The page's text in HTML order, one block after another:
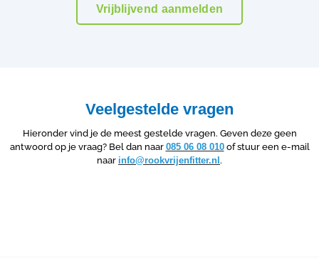
Vrijblijvend aanmelden
Veelgestelde vragen
Hieronder vind je de meest gestelde vragen. Geven deze geen
antwoord op je vraag? Bel dan naar 085 06 08 010of stuur een e-mail
naar info@rookvrijenfitter.nl.